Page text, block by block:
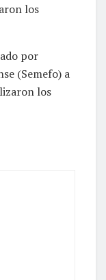
los
por
(Semefo) a
los